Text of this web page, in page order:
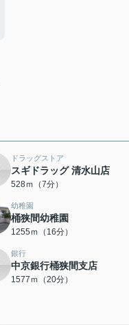
ドラッグストア
スギドラッグ 清水山店
528ｍ（7分）
幼稚園
桶狭間幼稚園
1255ｍ（16分）
銀行
中京銀行桶狭間支店
1577ｍ（20分）